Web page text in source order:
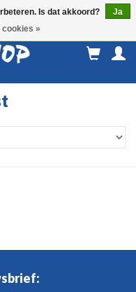
Is dat akkoord?
Ja
cookies »